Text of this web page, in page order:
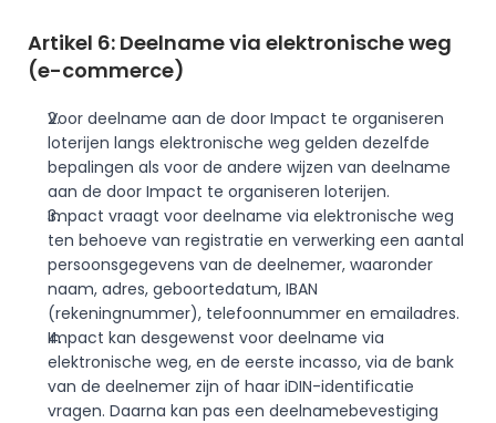
Artikel 6: Deelname via elektronische weg
(e-commerce)
Voor deelname aan de door Impact te organiseren
loterijen langs elektronische weg gelden dezelfde
bepalingen als voor de andere wijzen van deelname
aan de door Impact te organiseren loterijen.
Impact vraagt voor deelname via elektronische weg
ten behoeve van registratie en verwerking een aantal
persoonsgegevens van de deelnemer, waaronder
naam, adres, geboortedatum, IBAN
(rekeningnummer), telefoonnummer en emailadres.
Impact kan desgewenst voor deelname via
elektronische weg, en de eerste incasso, via de bank
van de deelnemer zijn of haar iDIN-identificatie
vragen. Daarna kan pas een deelnamebevestiging